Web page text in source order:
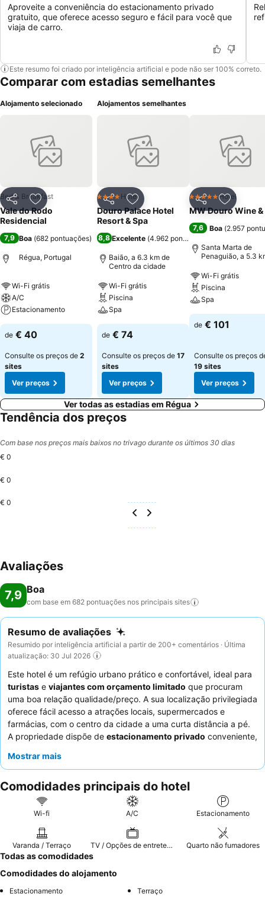
Aproveite a conveniência do estacionamento privado
gratuito, que oferece acesso seguro e fácil para você que
viaja de carro.
Este resumo foi criado por inteligência artificial e pode não ser 100% correto.
Comparar com estadias semelhantes
Alojamento selecionado
PartilharAdicionar aos favoritos
Bed & Breakfast
Vale do Rodo
Residencial
7,9 Boa (682 pontuações)
Régua, Portugal
Wi-Fi grátis
A/C
Estacionamento
de € 40
Consulte os preços de 2
sites
Ver preços
Alojamentos semelhantes
PartilharAdicionar aos favoritos
4 EstrelasHotel
Douro Palace Hotel
Resort & Spa
8,8 Excelente (4.962 pontuações
Baião, a 6.3 km de
Centro da cidade
Wi-Fi grátis
Piscina
Spa
de € 74
Consulte os preços de 17
sites
Ver preços
Partilhar
5 EstrelasHotel
MW Douro Wine &
7,6 Boa (2.957
Santa Marta de
Penaguião, a 5.3
Wi-Fi grátis
Piscina
Spa
de € 101
Consulte os preços
19 sites
Ver preços
Ver todas as estadias em Régua
Tendência dos preços
Com base nos preços mais baixos no trivago durante os últimos 30 dias
€ 0
€ 0
€ 0
Avaliações
7,9 Boa
com base em 682 pontuações nos principais sites
Resumo de avaliações
Resumido por inteligência artificial a partir de 200+ comentários · Última
atualização: 30 Jul 2026
Este hotel é um refúgio urbano prático e confortável, ideal para
turistas e viajantes com orçamento limitado que procuram
uma boa relação qualidade/preço. A sua localização privilegiada
oferece fácil acesso a atrações locais, supermercados e
farmácias, com o centro da cidade a uma curta distância a pé.
A propriedade dispõe de estacionamento privado conveniente,
os seus próprios veículos. Os hóspedes elogiam
que estão sempre dispostos a ajudar, e apreciam a limpeza
geral e a qualidade dos quartos. Para uma experiência mais
tranquila, os hóspedes são aconselhados a solicitar um quarto
Mostrar mais
Comodidades principais do hotel
Wi-fi A/C Estacionamento
Varanda / Terraço TV / Opções de entretenimento Quarto não fumadores
Todas as comodidades
Comodidades do alojamento
Estacionamento
Terraço